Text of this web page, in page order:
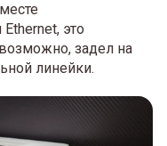
это
задел на
линейки.